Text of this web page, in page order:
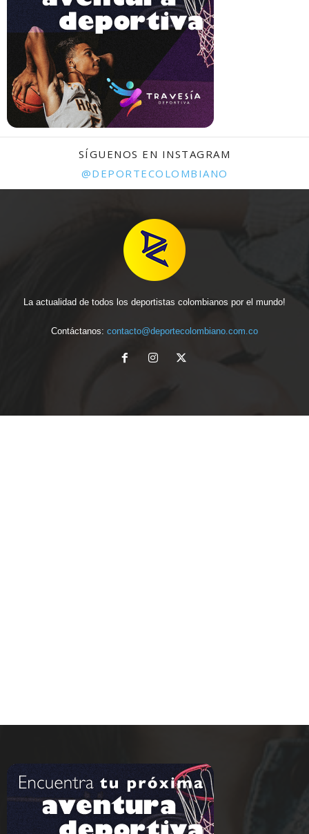
SÍGUENOS EN INSTAGRAM
@DEPORTECOLOMBIANO
La actualidad de todos los deportistas colombianos por el mundo!
Contáctanos: contacto@deportecolombiano.com.co